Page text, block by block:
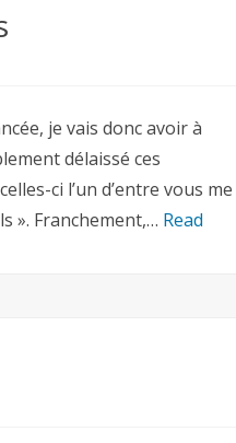
je vais donc avoir à
délaissé ces
ci l’un d’entre vous me
». Franchement,… Read